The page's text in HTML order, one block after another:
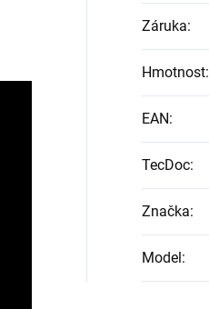
Záruka:
Hmotnost:
EAN:
TecDoc:
Značka:
Model :